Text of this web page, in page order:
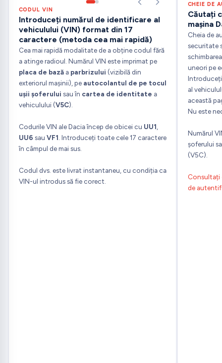
CODUL VIN
Introduceți numărul de identificare al
vehiculului (VIN) format din 17
caractere (metoda cea mai rapidă)
Cea mai rapidă modalitate de a obține codul fără
a atinge radioul. Numărul VIN este imprimat pe
placa de bazăa parbrizului (vizibilă din
exteriorul mașinii), pe autocolantul de pe tocul
ușii șoferului sau în cartea de identitate a
vehiculului (V5C).
Codurile VIN ale Dacia încep de obicei cu UU1,
UU6 sau VF1. Introduceți toate cele 17 caractere
în câmpul de mai sus.
Codul dvs. este livrat instantaneu, cu condiția ca
VIN-ul introdus să fie corect.
CHEIE DE
Căutați
mașina
Cheia de
securitate
uneori pe
Introduceți
al
această
Nu este
Numărul
șoferului
(V5C).
Consultați
de